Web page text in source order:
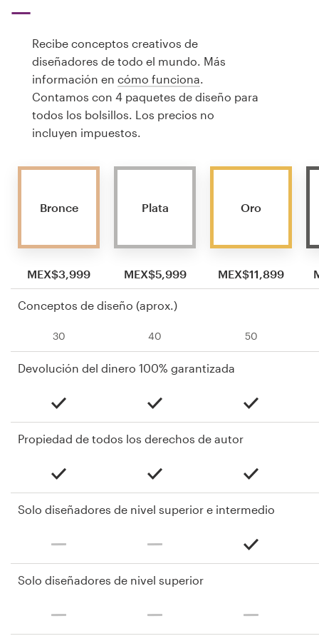
Recibe conceptos creativos de
diseñadores de todo el mundo. Más
información en cómo funciona
Contamos con 4 paquetes de diseño para
todos los bolsillos. Los precios no
incluyen impuestos.
Bronce
MEX$3,999
Plata
MEX$5,999
Oro
MEX$11,899
Conceptos de diseño (aprox.)
30 40 50
Devolución del dinero 100% garantizada
Propiedad de todos los derechos de autor
Solo diseñadores de nivel superior e intermedio
Solo diseñadores de nivel superior